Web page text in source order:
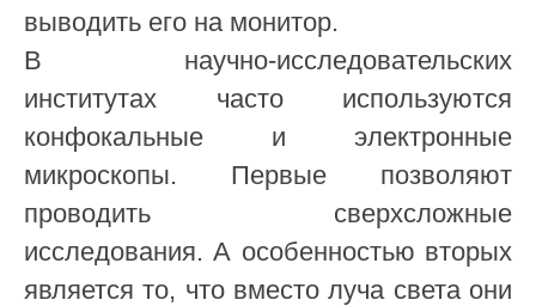
выводить его на монитор.
В научно-исследовательских
институтах часто используются
конфокальные и электронные
микроскопы. Первые позволяют
проводить сверхсложные
исследования. А особенностью вторых
является то, что вместо луча света они